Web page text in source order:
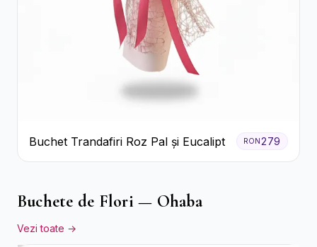
Buchet Trandafiri Roz Pal și Eucalipt RON 279
Buchete de Flori — Ohaba
Vezi toate →